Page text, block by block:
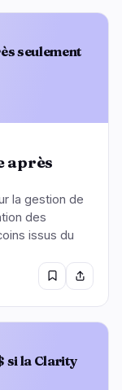
seulement
après
la gestion de
des
issus du
si la Clarity